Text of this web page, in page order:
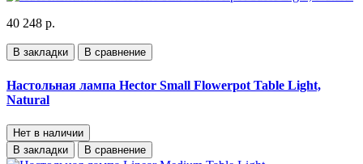
40 248 р.
В закладки В сравнение
Настольная лампа Hector Small Flowerpot Table Light,
Natural
Нет в наличии
В закладки
В сравнение